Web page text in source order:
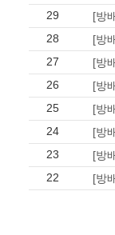
29
[방
28
[방
27
[방
26
[방
25
[방
24
[방
23
[방
22
[방